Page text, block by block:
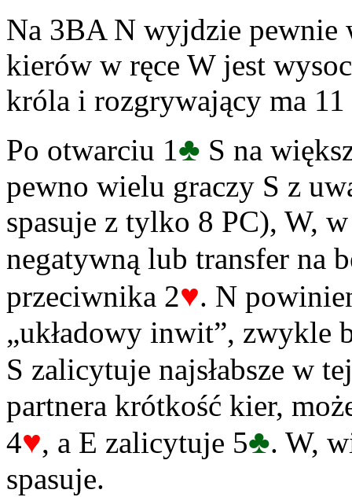
Na 3BA N wyjdzie
kierów w ręce W jest
króla i rozgrywający ma
Po otwarciu 1♣ S na
pewno wielu graczy S z
spasuje z tylko 8 PC), W,
negatywną lub transfer na
przeciwnika 2♥. N
„układowy inwit”, zwykle
S zalicytuje najsłabsze w
partnera krótkość kier,
4♥, a E zalicytuje 5♣. W,
spasuje.